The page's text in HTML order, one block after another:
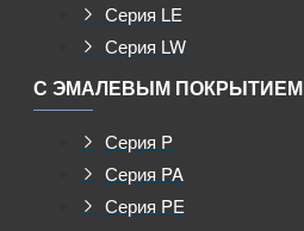
Серия LE
Серия LW
С ЭМАЛЕВЫМ ПОКРЫТИЕМ
Серия P
Серия PA
Серия PE